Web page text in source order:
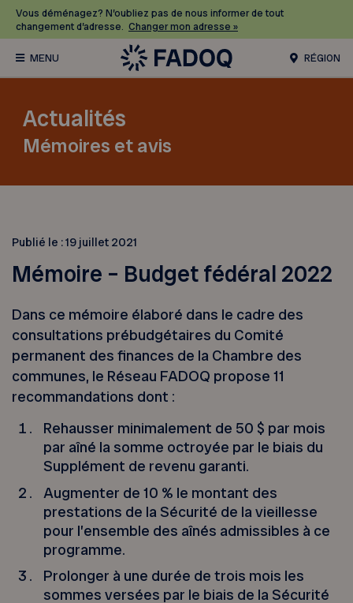
Vous déménagez? N’oubliez pas de nous informer de tout
changement d’adresse. Changer mon adresse »
RÉGION
Actualités
Mémoires et avis
Publié le :19 juillet 2021
Mémoire – Budget fédéral 2022
Dans ce mémoire élaboré dans le cadre des
consultations prébudgétaires du Comité
permanent des finances de la Chambre des
communes, le Réseau FADOQ propose 11
recommandations dont :
Rehausser minimalement de 50 $ par mois
par aîné la somme octroyée par le biais du
Supplément de revenu garanti.
Augmenter de 10 % le montant des
prestations de la Sécurité de la vieillesse
pour l’ensemble des aînés admissibles à ce
programme.
Prolonger à une durée de trois mois les
sommes versées par le biais de la Sécurité